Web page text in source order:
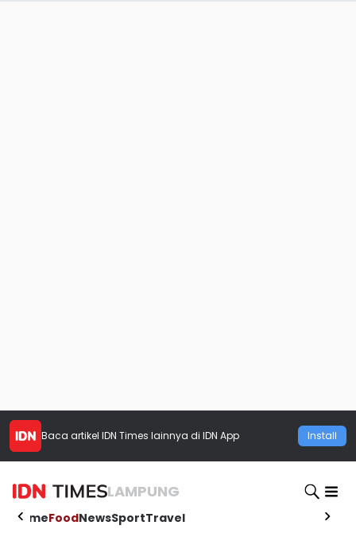
Baca artikel IDN Times lainnya di IDN App Install
LAMPUNG
HomeFoodNewsSportTravel